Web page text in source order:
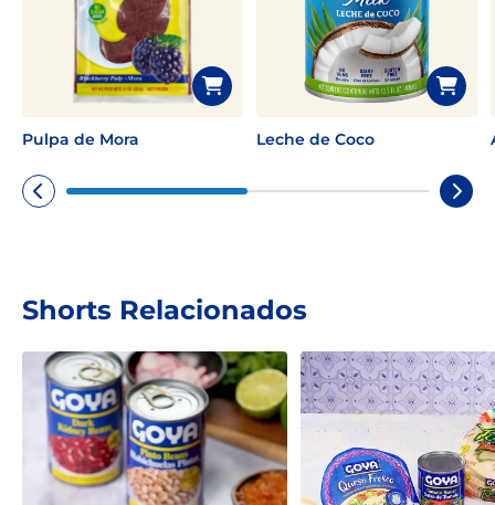
Pulpa de Mora Leche de Coco
Shorts Relacionados